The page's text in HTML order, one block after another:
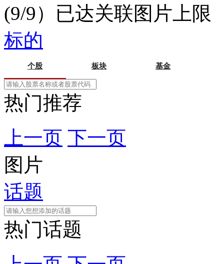
(9/9）已达关联图片上限
标的
个股 板块 基金
热门推荐
上一页 下一页
图片
话题
热门话题